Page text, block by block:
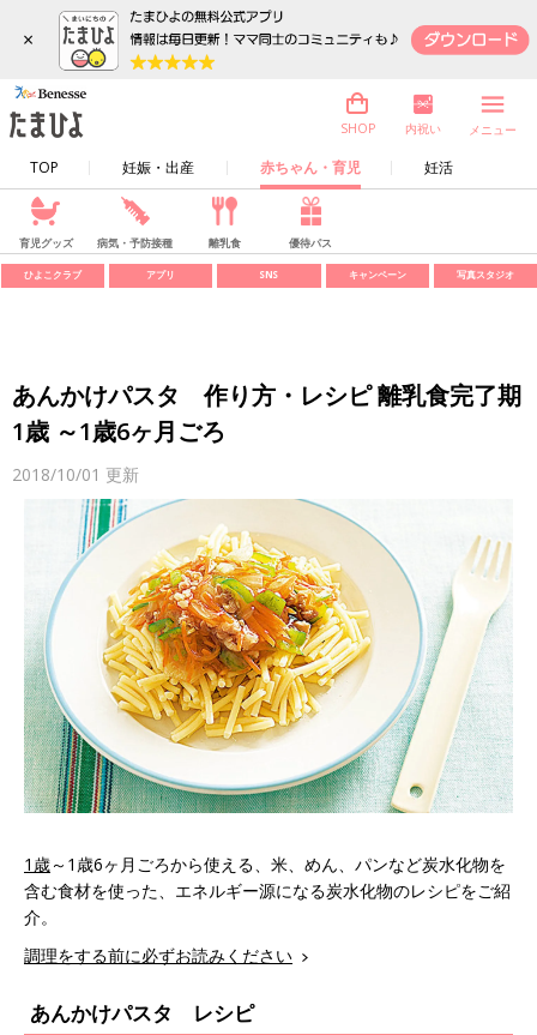
×
TOP 妊娠・出産 赤ちゃん・育児 妊活
SHOP 内祝い メニュー
育児グッズ 病気・予防接種 離乳食 優待パス
ひよこクラブ アプリ SNS キャンペーン 写真スタジオ
あんかけパスタ 作り方・レシピ 離乳食完了期
1歳 ～1歳6ヶ月ごろ
2018/10/01 更新
1歳～1歳6ヶ月ごろから使える、米、めん、パンなど炭水化物を
含む食材を使った、エネルギー源になる炭水化物のレシピをご紹
介。
調理をする前に必ずお読みください
あんかけパスタ レシピ